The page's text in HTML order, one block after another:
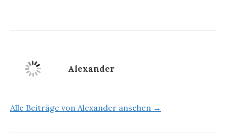
Alexander
Alle Beiträge von Alexander ansehen →